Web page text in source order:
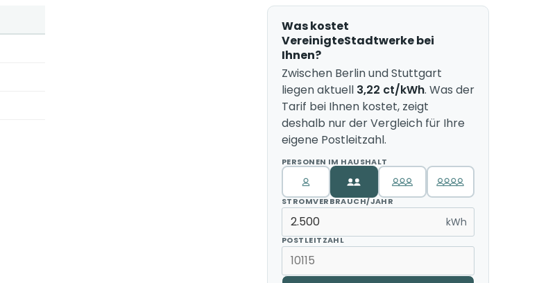
Was kostet
VereinigteStadtwerke bei
Ihnen?
Zwischen Berlin und Stuttgart
liegen aktuell 3,22 ct/kWh. Was der
Tarif bei Ihnen kostet, zeigt
deshalb nur der Vergleich für Ihre
eigene Postleitzahl.
PERSONEN IM HAUSHALT
STROMVERBRAUCH/JAHR
kWh
POSTLEITZAHL